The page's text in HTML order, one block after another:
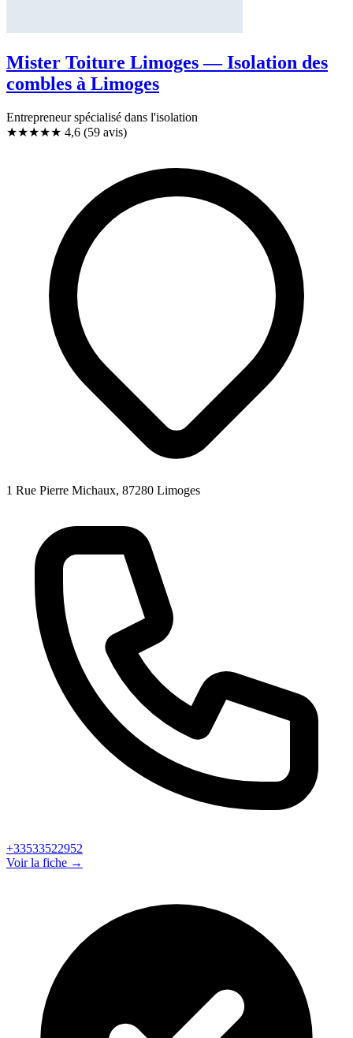
Mister Toiture Limoges — Isolation des
combles à Limoges
Entrepreneur spécialisé dans l'isolation
★★★★★ 4,6 (59 avis)
1 Rue Pierre Michaux, 87280 Limoges
+33533522952
Voir la fiche →